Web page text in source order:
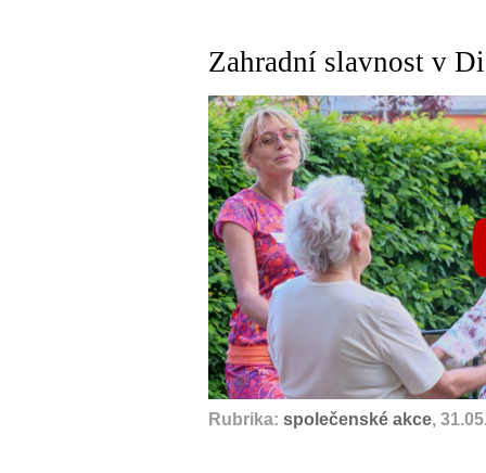
Zahradní slavnost v
Rubrika: společenské akce,